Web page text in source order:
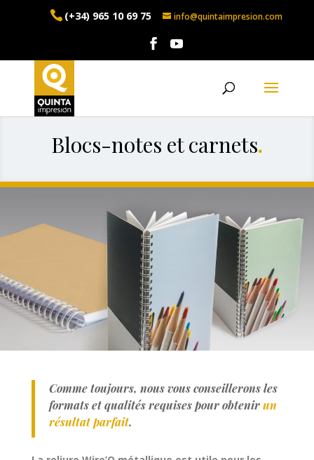
(+34) 965 10 69 75 info@quintaimpresion.com
Blocs-notes et carnets.
Comme toujours, nous vous conseillerons les
formats et qualités requises pour obtenirun
résultat parfait.